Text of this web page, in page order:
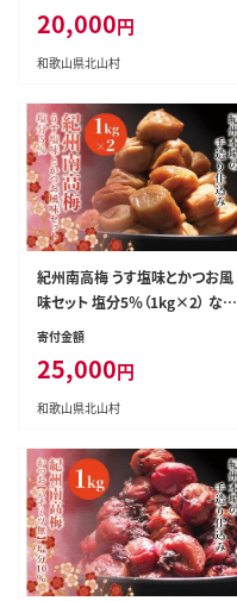
20,000円
和歌山県北山村
紀州南高梅 うす塩味とかつお風
味セット 塩分5％（1kg×2） なか
やまさんちの梅干 うめ ウメ【nky
寄付金額
25,000円
和歌山県北山村